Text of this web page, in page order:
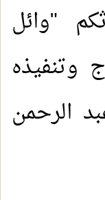
"وائل
وتنفيذه
الرحمن